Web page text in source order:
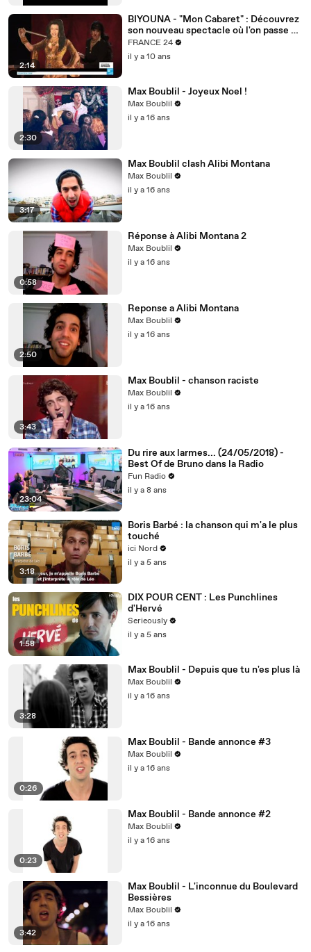
2:14
BIYOUNA - "Mon Cabaret" : Découvrez
son nouveau spectacle où l'on passe du
rire aux larmes
FRANCE 24
il y a 10 ans
2:30
Max Boublil - Joyeux Noel !
Max Boublil
il y a 16 ans
3:17
Max Boublil clash Alibi Montana
Max Boublil
il y a 16 ans
0:58
Réponse à Alibi Montana 2
Max Boublil
il y a 16 ans
2:50
Reponse a Alibi Montana
Max Boublil
il y a 16 ans
3:43
Max Boublil - chanson raciste
Max Boublil
il y a 16 ans
23:04
Du rire aux larmes... (24/05/2018) -
Best Of de Bruno dans la Radio
Fun Radio
il y a 8 ans
3:18
Boris Barbé : la chanson qui m'a le plus
touché
ici Nord
il y a 5 ans
1:58
DIX POUR CENT : Les Punchlines
d'Hervé
Serieously
il y a 5 ans
3:28
Max Boublil - Depuis que tu n'es plus là
Max Boublil
il y a 16 ans
0:26
Max Boublil - Bande annonce #3
Max Boublil
il y a 16 ans
0:23
Max Boublil - Bande annonce #2
Max Boublil
il y a 16 ans
3:42
Max Boublil - L'inconnue du Boulevard
Bessières
Max Boublil
il y a 16 ans